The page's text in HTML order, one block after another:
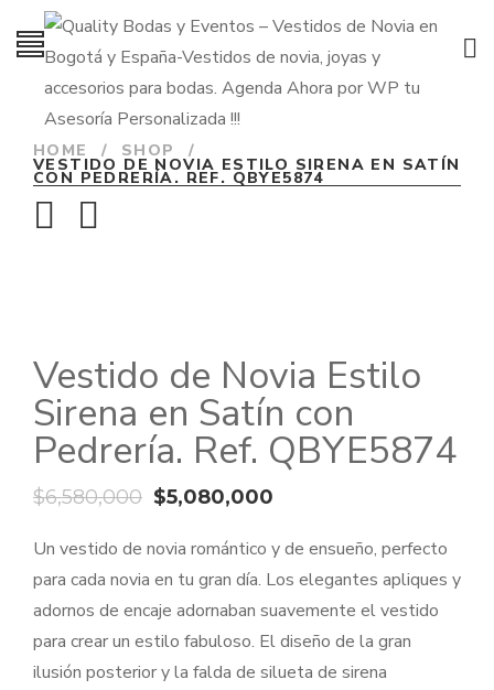
HOME / SHOP /
VESTIDO DE NOVIA ESTILO SIRENA EN SATÍN
CON PEDRERÍA. REF. QBYE5874
Vestido de Novia Estilo
Sirena en Satín con
Pedrería. Ref. QBYE5874
$6,580,000 El
era:
$6,580,000.
$5,080,000
actual
$5,080,000.
Un vestido de novia romántico y de ensueño, perfecto
para cada novia en tu gran día. Los elegantes apliques y
adornos de encaje adornaban suavemente el vestido
para crear un estilo fabuloso. El diseño de la gran
ilusión posterior y la falda de silueta de sirena